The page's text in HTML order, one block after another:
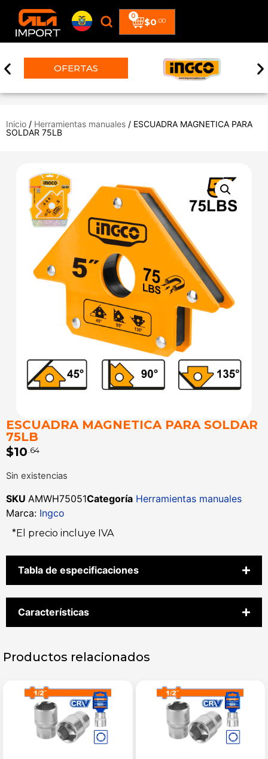
$0 .00
0
OFERTAS
Inicio / Herramientas manuales / ESCUADRA MAGNETICA PARA
SOLDAR 75LB
ESCUADRA MAGNETICA PARA SOLDAR
75LB
$10 .64
Sin existencias
SKU AMWH75051Categoría Herramientas manuales
Marca: Ingco
*El precio incluye IVA
Tabla de especificaciones
Características
Productos relacionados